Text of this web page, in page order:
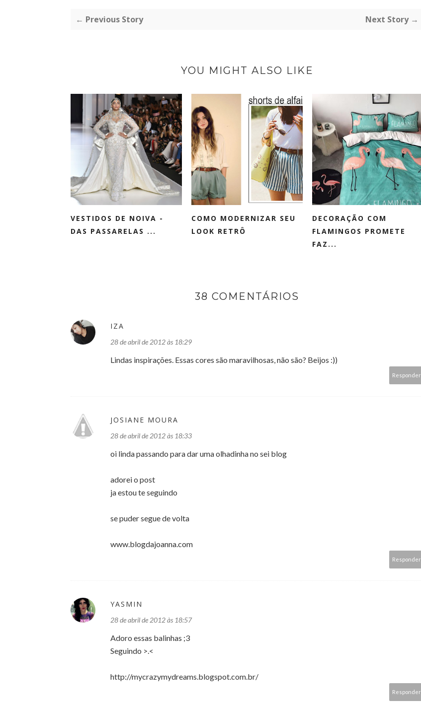
← Previous Story Next Story →
YOU MIGHT ALSO LIKE
VESTIDOS DE NOIVA -
DAS PASSARELAS ...
COMO MODERNIZAR SEU
LOOK RETRÔ
DECORAÇÃO COM
FLAMINGOS PROMETE
FAZ...
38 COMENTÁRIOS
IZA
28 de abril de 2012 às 18:29
Lindas inspirações. Essas cores são maravilhosas, não são? Beijos :))
Responder
JOSIANE MOURA
28 de abril de 2012 às 18:33
oi linda passando para dar uma olhadinha no sei blog
adorei o post
ja estou te seguindo
se puder segue de volta
www.blogdajoanna.com
Responder
YASMIN
28 de abril de 2012 às 18:57
Adoro essas balinhas ;3
Seguindo >.<
http://mycrazymydreams.blogspot.com.br/
Responder